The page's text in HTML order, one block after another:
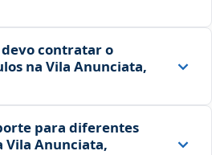
devo contratar o
na Vila Anunciata,
para diferentes
Vila Anunciata,